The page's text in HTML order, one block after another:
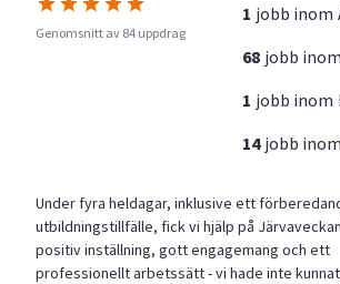
Genomsnitt av 84 uppdrag
1 jobb inom
68 jobb inom
1 jobb inom
14 jobb inom
Under fyra heldagar, inklusive ett
utbildningstillfälle, fick vi hjälp på
positiv inställning, gott engagemang och ett
professionellt arbetssätt - vi hade inte